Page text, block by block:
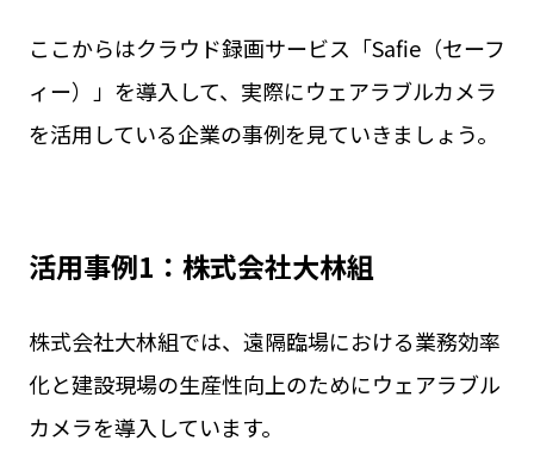
ここからはクラウド録画サービス「Safie（セーフ
ィー）」を導入して、実際にウェアラブルカメラ
を活用している企業の事例を見ていきましょう。
活用事例1：株式会社大林組
株式会社大林組では、遠隔臨場における業務効率
化と建設現場の生産性向上のためにウェアラブル
カメラを導入しています。